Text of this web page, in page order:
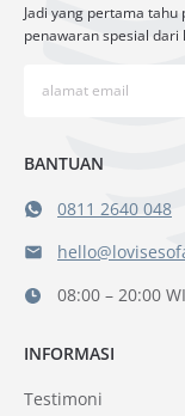
Jadi yang pertama
penawaran spesial dari
BANTUAN
0811 2640 048
08:00 – 20:00
INFORMASI
Testimoni